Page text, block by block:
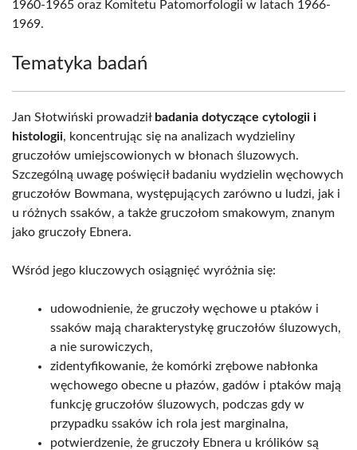
1960-1965 oraz Komitetu Patomorfologii w latach 1966-
1969.
Tematyka badań
Jan Słotwiński prowadził badania dotyczące cytologii i
histologii, koncentrując się na analizach wydzieliny
gruczołów umiejscowionych w błonach śluzowych.
Szczególną uwagę poświęcił badaniu wydzielin węchowych
gruczołów Bowmana, występujących zarówno u ludzi, jak i
u różnych ssaków, a także gruczołom smakowym, znanym
jako gruczoły Ebnera.
Wśród jego kluczowych osiągnięć wyróżnia się:
udowodnienie, że gruczoły węchowe u ptaków i
ssaków mają charakterystykę gruczołów śluzowych,
a nie surowiczych,
zidentyfikowanie, że komórki zrębowe nabłonka
węchowego obecne u płazów, gadów i ptaków mają
funkcję gruczołów śluzowych, podczas gdy w
przypadku ssaków ich rola jest marginalna,
potwierdzenie, że gruczoły Ebnera u królików są